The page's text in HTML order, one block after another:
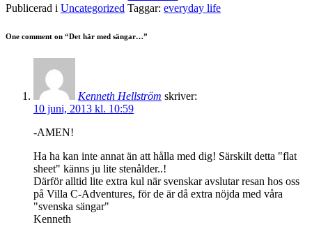
Publicerad i Uncategorized Taggar: everyday life
One comment on “Det här med sängar…”
Kenneth Hellström skriver:
10 juni, 2013 kl. 10:59
-AMEN!
Ha ha kan inte annat än att hålla med dig! Särskilt detta "flat
sheet" känns ju lite stenålder..!
Därför alltid lite extra kul när svenskar avslutar resan hos oss
på Villa C-Adventures, för de är då extra nöjda med våra
"svenska sängar"
Kenneth